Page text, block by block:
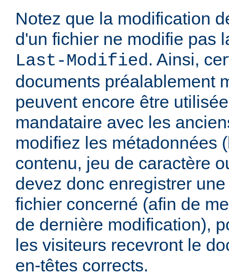
Notez que la modification
d'un fichier ne modifie pas
Last-Modified. Ainsi,
documents préalablement
peuvent encore être
mandataire avec les
modifiez les métadonnées
contenu, jeu de caractère
devez donc enregistrer
fichier concerné (afin de
de dernière modification),
les visiteurs recevront le
en-têtes corrects.